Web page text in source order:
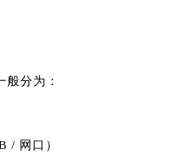
般分为：
/ 网口）